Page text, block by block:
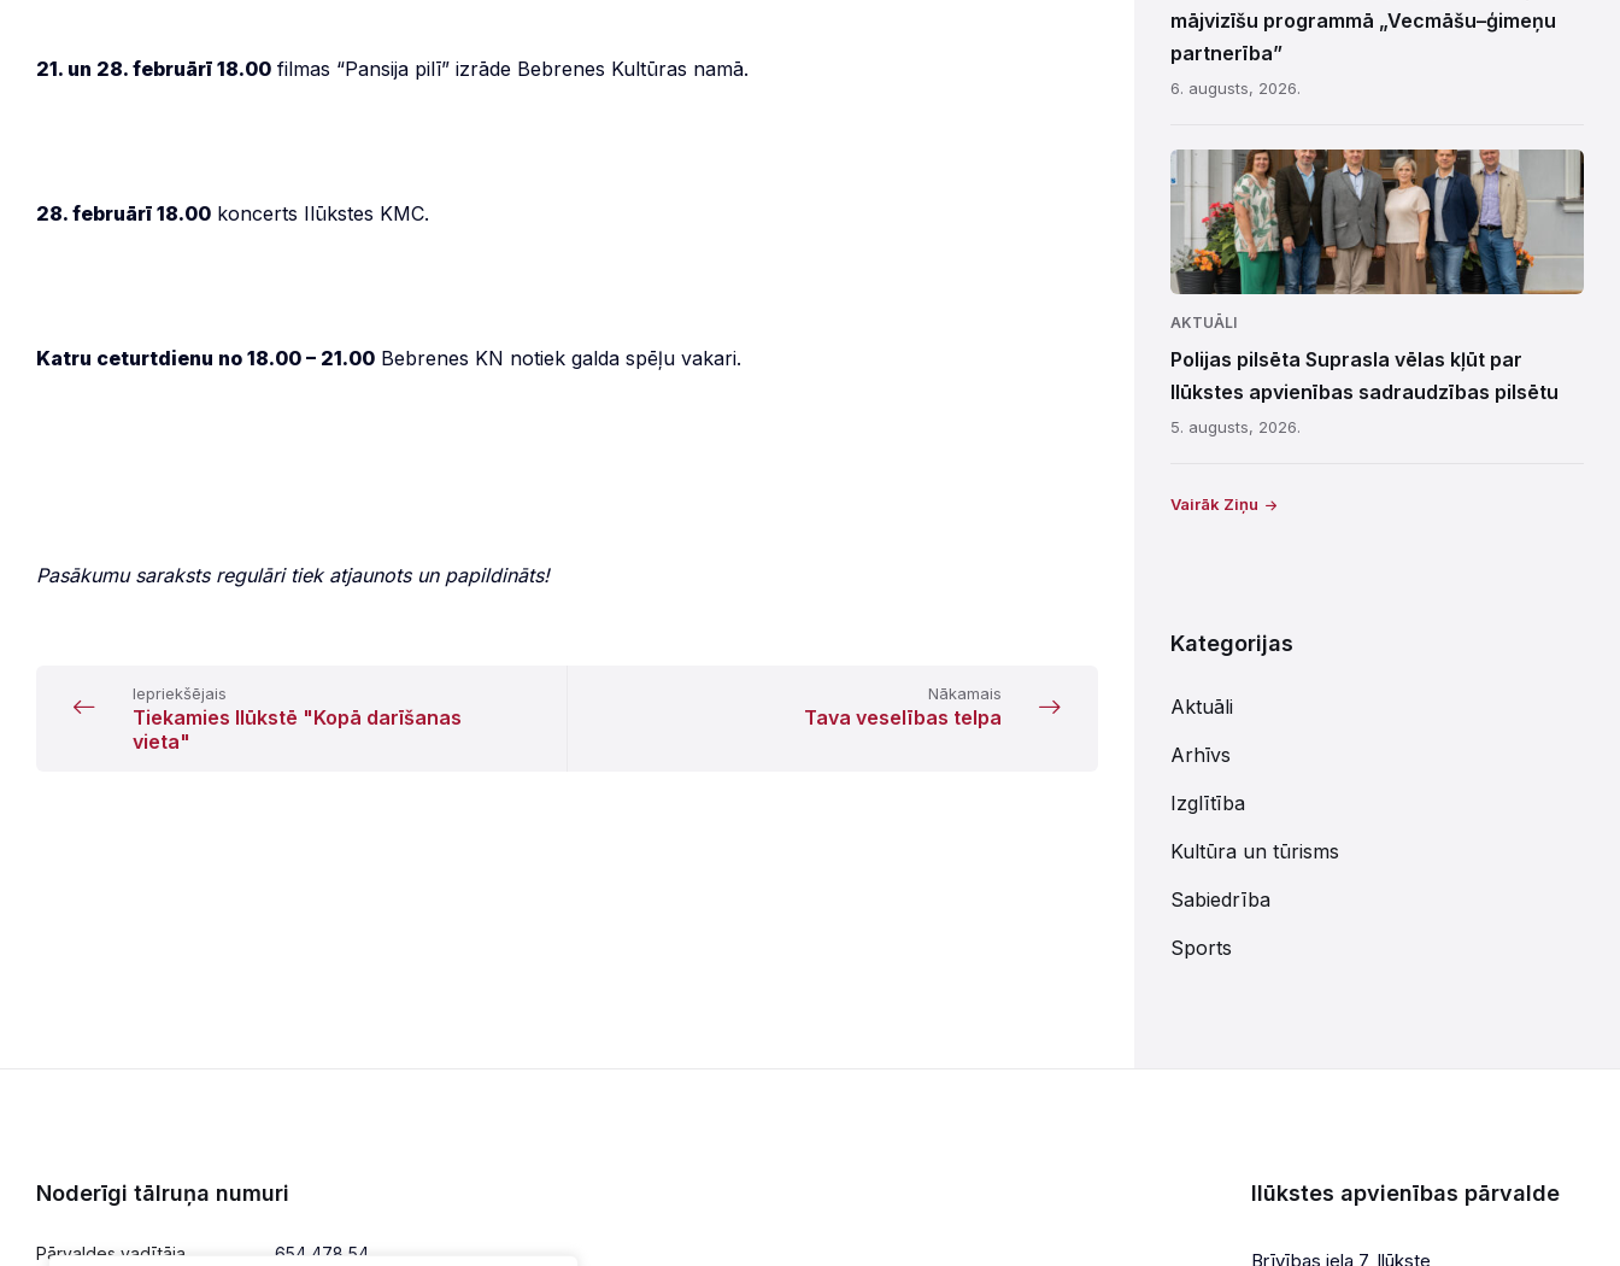
21. un 28. februārī 18.00 filmas “Pansija pilī” izrāde Bebrenes Kultūras namā.
28. februārī 18.00 koncerts Ilūkstes KMC.
Katru ceturtdienu no 18.00 – 21.00 Bebrenes KN notiek galda spēļu vakari.
Pasākumu saraksts regulāri tiek atjaunots un papildināts!
Iepriekšējais
Tiekamies Ilūkstē "Kopā darīšanas
vieta"
Nākamais
Tava veselības telpa
mājvizīšu programmā „Vecmāšu–ģimeņu
partnerība”
6. augusts, 2026.
AKTUĀLI
Polijas pilsēta Suprasla vēlas kļūt par
Ilūkstes apvienības sadraudzības pilsētu
5. augusts, 2026.
Vairāk Ziņu
Kategorijas
Aktuāli
Arhīvs
Izglītība
Kultūra un tūrisms
Sabiedrība
Sports
Noderīgi tālruņa numuri
Pārvaldes vadītāja 654 478 54
Ilūkstes apvienības pārvalde
Brīvības iela 7, Ilūkste,